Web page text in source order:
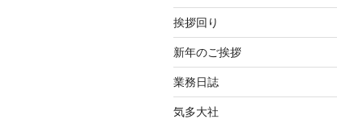
挨拶回り
新年のご挨拶
業務日誌
気多大社